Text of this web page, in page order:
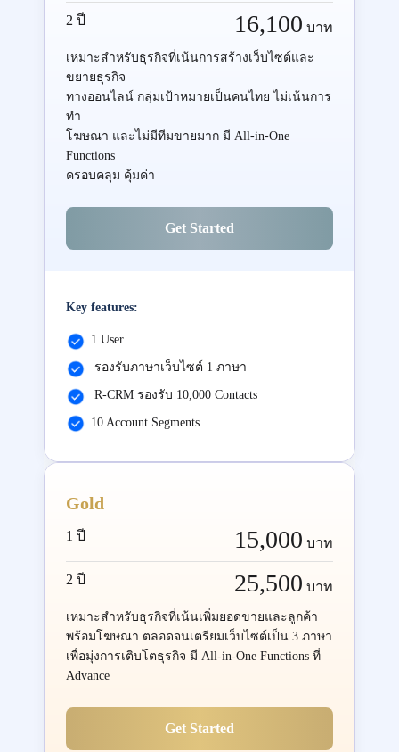
2 ปี 16,100 บาท
เหมาะสำหรับธุรกิจที่เน้นการสร้างเว็บไซต์และ
ขยายธุรกิจ
ทางออนไลน์ กลุ่มเป้าหมายเป็นคนไทย ไม่เน้นการ
ทำ
โฆษณา และไม่มีทีมขายมาก มี All-in-One
Functions
ครอบคลุม คุ้มค่า
Get Started
Key features:
1 User
รองรับภาษาเว็บไซต์ 1 ภาษา
R-CRM รองรับ 10,000 Contacts
10 Account Segments
Gold
1 ปี 15,000 บาท
2 ปี 25,500 บาท
เหมาะสำหรับธุรกิจที่เน้นเพิ่มยอดขายและลูกค้า
พร้อมโฆษณา ตลอดจนเตรียมเว็บไซต์เป็น 3 ภาษา
เพื่อมุ่งการเติบโตธุรกิจ มี All-in-One Functions ที่
Advance
Get Started